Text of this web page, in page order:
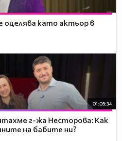
оцелява като актьор в
01:05:34
г-жа Несторова: Как
на бабите ни?